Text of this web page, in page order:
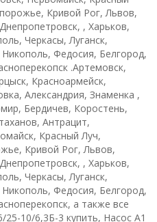
Кривой Рог, Львов,
, Харьков,
Черкасы, Луганск,
Федосия, Белгород,
.Артемовск,
Красноармейск,
Александрия, Знаменка ,
Бердичев, Коростень,
Антрацит,
Красный Луч,
Кривой Рог, Львов,
, Харьков,
Черкасы, Луганск,
Федосия, Белгород,
а также все
25-10/6,3Б-3 купить, Насос А1